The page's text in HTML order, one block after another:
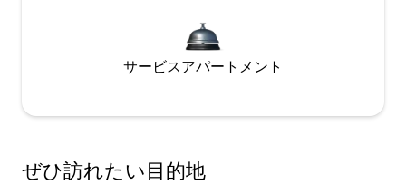
サービスアパートメント
ぜひ訪⁠れ⁠た⁠い目⁠的⁠地